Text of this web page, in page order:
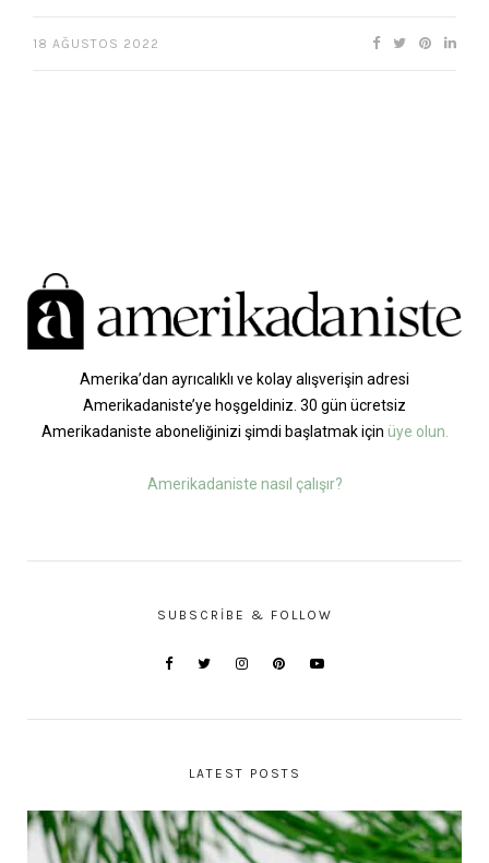
18 AĞUSTOS 2022
Amerika’dan ayrıcalıklı ve kolay alışverişin adresi
Amerikadaniste’ye hoşgeldiniz. 30 gün ücretsiz
Amerikadaniste aboneliğinizi şimdi başlatmak için üye olun.
Amerikadaniste nasıl çalışır?
SUBSCRIBE & FOLLOW
LATEST POSTS